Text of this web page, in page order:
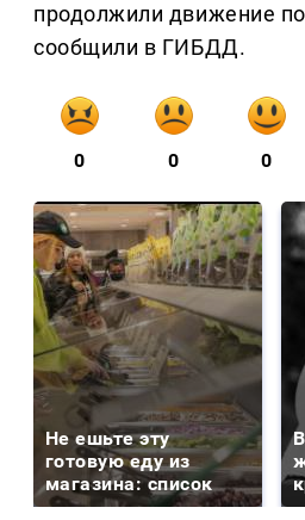
продолжили движение
сообщили в ГИБДД.
0 0 0
Не ешьте эту
готовую еду из
магазина: список